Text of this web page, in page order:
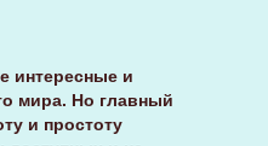
интересные и
мира. Но главный
и простоту